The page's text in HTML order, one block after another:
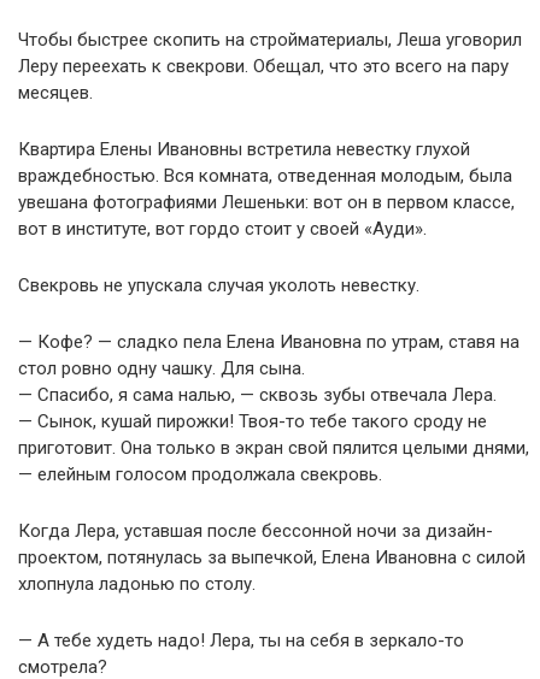
Чтобы быстрее скопить на стройматериалы, Леша уговорил
Леру переехать к свекрови. Обещал, что это всего на пару
месяцев.
Квартира Елены Ивановны встретила невестку глухой
враждебностью. Вся комната, отведенная молодым, была
увешана фотографиями Лешеньки: вот он в первом классе,
вот в институте, вот гордо стоит у своей «Ауди».
Свекровь не упускала случая уколоть невестку.
— Кофе? — сладко пела Елена Ивановна по утрам, ставя на
стол ровно одну чашку. Для сына.
— Спасибо, я сама налью, — сквозь зубы отвечала Лера.
— Сынок, кушай пирожки! Твоя-то тебе такого сроду не
приготовит. Она только в экран свой пялится целыми днями,
— елейным голосом продолжала свекровь.
Когда Лера, уставшая после бессонной ночи за дизайн-
проектом, потянулась за выпечкой, Елена Ивановна с силой
хлопнула ладонью по столу.
— А тебе худеть надо! Лера, ты на себя в зеркало-то
смотрела?